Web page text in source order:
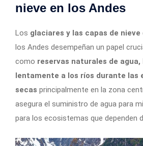
nieve en los Andes
Los glaciares y las capas de nieve
los Andes desempeñan un papel
como reservas naturales de agua,
lentamente a los ríos durante las
secas principalmente en la zona
asegura el suministro de agua para
para los ecosistemas que dependen